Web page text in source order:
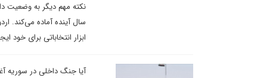
نکته مهم دیگر به وضعیت
سال آینده آماده می‌کند.
ابزار انتخاباتی برای خود
آیا جنگ داخلی در سوریه